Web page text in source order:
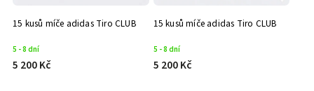
15 kusů míče adidas Tiro CLUB
5 - 8 dní
5 200 Kč
15 kusů míče adidas Tiro CLUB
5 - 8 dní
5 200 Kč